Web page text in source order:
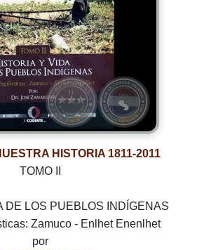
HISTORIA 1811-2011
TOMO II
DE LOS PUEBLOS INDÍGENAS
Zamuco - Enlhet Enenlhet
por